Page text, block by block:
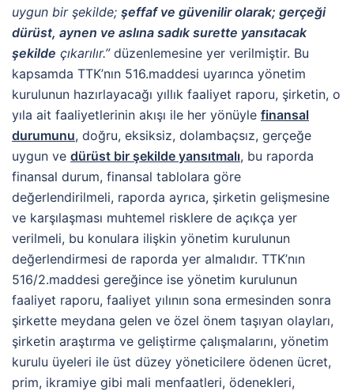
uygun bir şekilde; şeffaf ve güvenilir olarak; gerçeği
dürüst, aynen ve aslına sadık surette yansıtacak
şekilde çıkarılır.”düzenlemesine yer verilmiştir. Bu
kapsamda TTK’nın 516.maddesi uyarınca yönetim
kurulunun hazırlayacağı yıllık faaliyet raporu, şirketin, o
yıla ait faaliyetlerinin akışı ile her yönüyle finansal
durumunu, doğru, eksiksiz, dolambaçsız, gerçeğe
uygun ve dürüst bir şekilde yansıtmalı, bu raporda
finansal durum, finansal tablolara göre
değerlendirilmeli, raporda ayrıca, şirketin gelişmesine
ve karşılaşması muhtemel risklere de açıkça yer
verilmeli, bu konulara ilişkin yönetim kurulunun
değerlendirmesi de raporda yer almalıdır. TTK’nın
516/2.maddesi gereğince ise yönetim kurulunun
faaliyet raporu, faaliyet yılının sona ermesinden sonra
şirkette meydana gelen ve özel önem taşıyan olayları,
şirketin araştırma ve geliştirme çalışmalarını, yönetim
kurulu üyeleri ile üst düzey yöneticilere ödenen ücret,
prim, ikramiye gibi mali menfaatleri, ödenekleri,